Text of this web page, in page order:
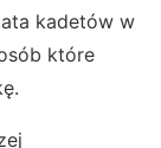
kadetów w
które